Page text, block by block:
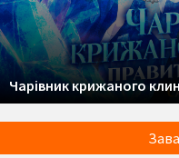
Чарівник крижаного